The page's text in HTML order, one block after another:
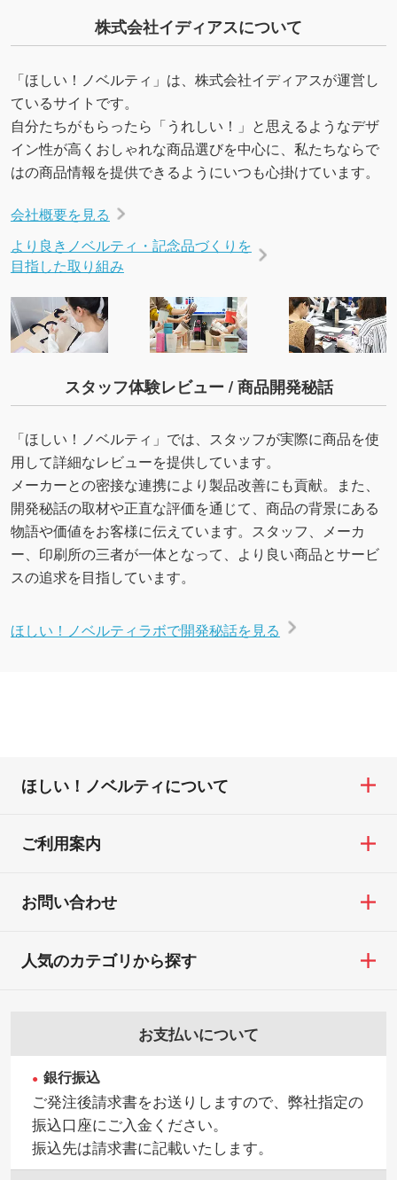
いたします。配置のご相談にも応じています。
株式会社イディアスについて
「ほしい！ノベルティ」は、株式会社イディアスが運営し
ているサイトです。
自分たちがもらったら「うれしい！」と思えるようなデザ
イン性が高くおしゃれな商品選びを中心に、私たちならで
はの商品情報を提供できるようにいつも心掛けています。
会社概要を見る
より良きノベルティ・記念品づくりを
目指した取り組み
スタッフ体験レビュー / 商品開発秘話
「ほしい！ノベルティ」では、スタッフが実際に商品を使
用して詳細なレビューを提供しています。
メーカーとの密接な連携により製品改善にも貢献。また、
開発秘話の取材や正直な評価を通じて、商品の背景にある
物語や価値をお客様に伝えています。スタッフ、メーカ
ー、印刷所の三者が一体となって、より良い商品とサービ
スの追求を目指しています。
ほしい！ノベルティラボで開発秘話を見る
ほしい！ノベルティについて
ご利用案内
お問い合わせ
お支払いについて
銀行振込
ご発注後請求書をお送りしますので、弊社指定の
振込口座にご入金ください。
振込先は請求書に記載いたします。
人気のカテゴリから探す